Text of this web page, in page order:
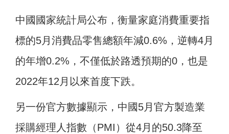
中國國家統計局公布，衡量家庭消費重要指
標的5月消費品零售總額年減0.6%，逆轉4月
的年增0.2%，不僅低於路透預期的0，也是
2022年12月以來首度下跌。
另一份官方數據顯示，中國5月官方製造業
採購經理人指數（PMI）從4月的50.3降至